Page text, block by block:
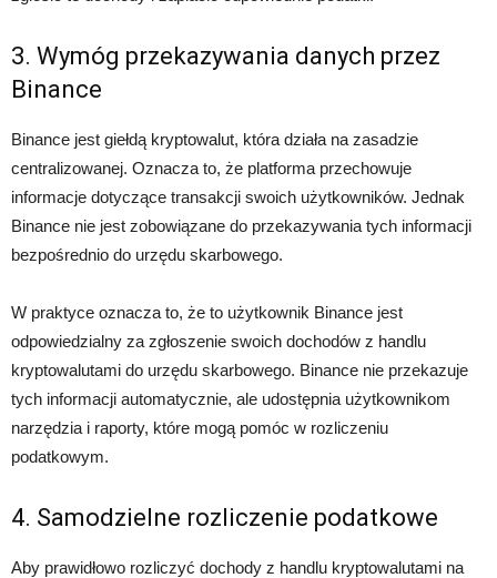
3. Wymóg przekazywania danych przez
Binance
Binance jest giełdą kryptowalut, która działa na zasadzie
centralizowanej. Oznacza to, że platforma przechowuje
informacje dotyczące transakcji swoich użytkowników. Jednak
Binance nie jest zobowiązane do przekazywania tych informacji
bezpośrednio do urzędu skarbowego.
W praktyce oznacza to, że to użytkownik Binance jest
odpowiedzialny za zgłoszenie swoich dochodów z handlu
kryptowalutami do urzędu skarbowego. Binance nie przekazuje
tych informacji automatycznie, ale udostępnia użytkownikom
narzędzia i raporty, które mogą pomóc w rozliczeniu
podatkowym.
4. Samodzielne rozliczenie podatkowe
Aby prawidłowo rozliczyć dochody z handlu kryptowalutami na